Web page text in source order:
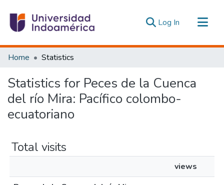
Log In (current)
Communities & Collections
Estadísticas Externas
Home Statistics
Statistics for Peces de la Cuenca
del río Mira: Pacífico colombo-
ecuatoriano
Total visits
views